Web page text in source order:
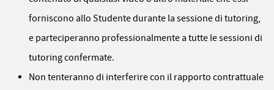
forniscono allo Studente durante la sessione di tutoring,
e parteciperanno professionalmente a tutte le sessioni di
tutoring confermate.
Non tenteranno di interferire con il rapporto contrattuale